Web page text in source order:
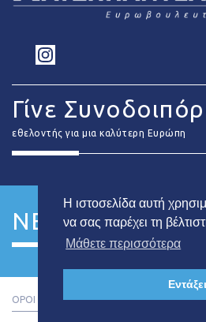
Η ιστοσελίδα αυτή
να σας παρέχει τη
Μάθετε περισσότερα
Γίνε
εθελοντής για μια καλύτερη Ευρώπη
NEWSLETTER
ΟΡΟΙ ΚΑΙ ΠΡΟΥΠΟΘΕΣΕΙΣ